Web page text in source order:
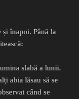
și înapoi. Până la
slabă a lunii.
abia lăsau să se
când se